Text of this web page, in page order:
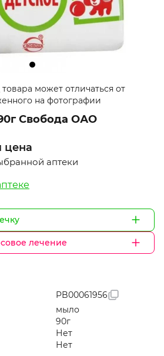
может отличаться от
на фотографии
Свобода ОАО
цена
аптеки
лечение
PB00061956
мыло
90г
Нет
Нет